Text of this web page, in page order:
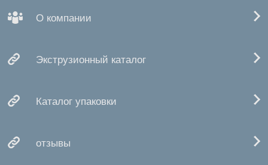
О компании
Экструзионный каталог
Каталог упаковки
отзывы